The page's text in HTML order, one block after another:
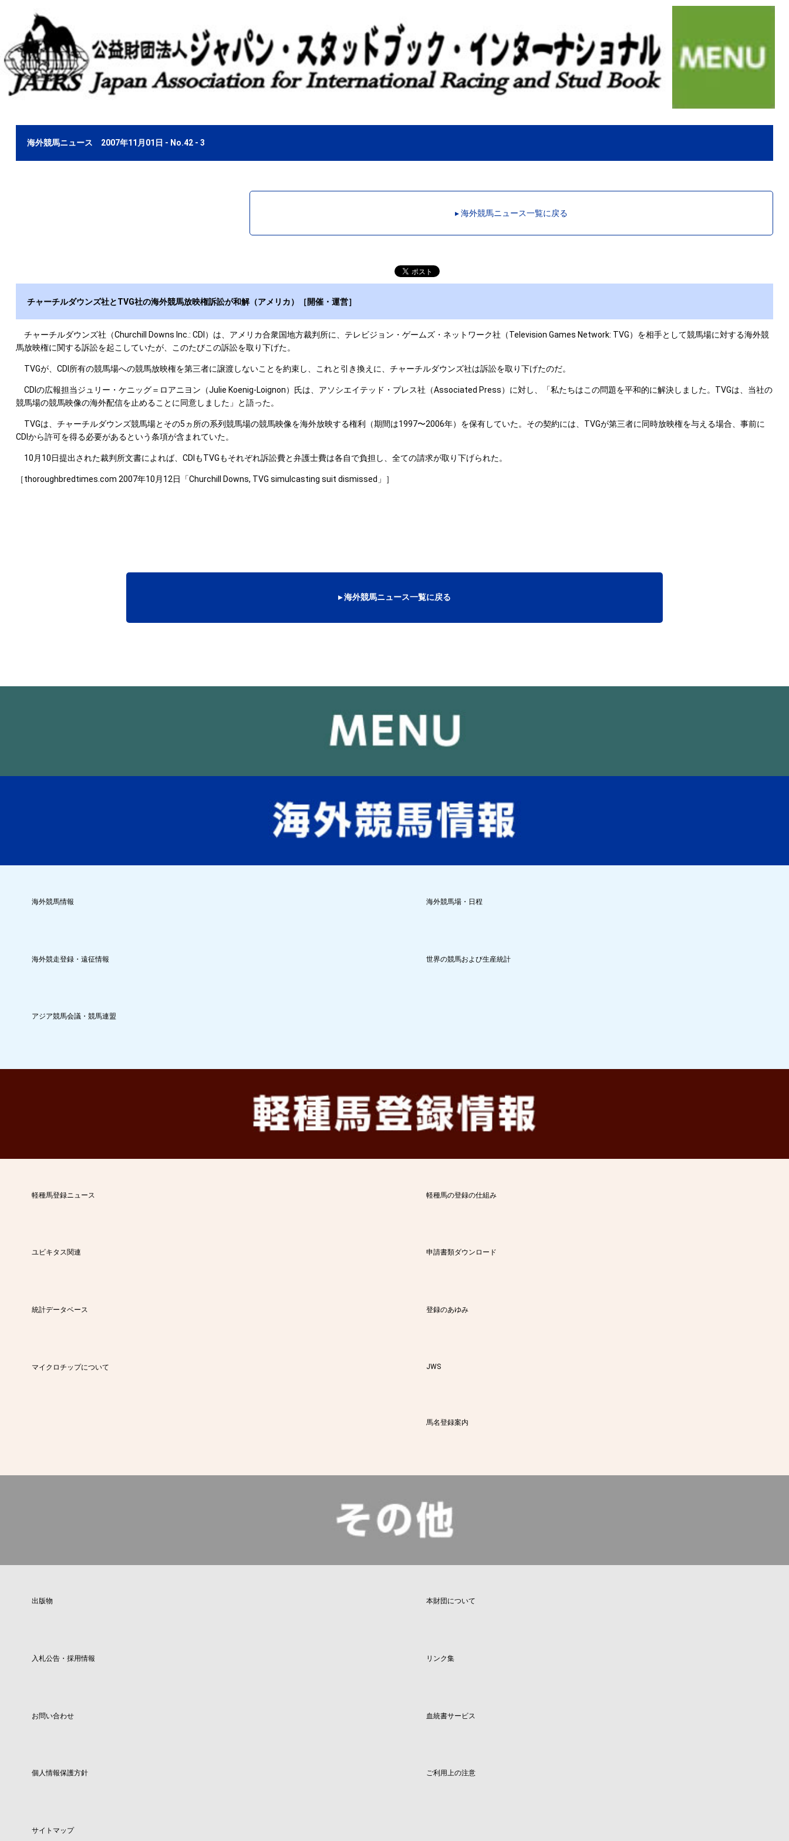
海外競馬ニュース 2007年11月01日 - No.42 - 3
▸ 海外競馬ニュース一覧に戻る
チャーチルダウンズ社とTVG社の海外競馬放映権訴訟が和解（アメリカ）［開催・運営］
チャーチルダウンズ社（Churchill Downs Inc.: CDI）は、アメリカ合衆国地方裁判所に、テレビジョン・ゲームズ・ネットワーク社（Television Games Network: TVG）を相手として競馬場に対する海外競
馬放映権に関する訴訟を起こしていたが、このたびこの訴訟を取り下げた。
TVGが、CDI所有の競馬場への競馬放映権を第三者に譲渡しないことを約束し、これと引き換えに、チャーチルダウンズ社は訴訟を取り下げたのだ。
CDIの広報担当ジュリー・ケニッグ＝ロアニヨン（Julie Koenig-Loignon）氏は、アソシエイテッド・プレス社（Associated Press）に対し、「私たちはこの問題を平和的に解決しました。TVGは、当社の
競馬場の競馬映像の海外配信を止めることに同意しました」と語った。
TVGは、チャーチルダウンズ競馬場とその5ヵ所の系列競馬場の競馬映像を海外放映する権利（期間は1997〜2006年）を保有していた。その契約には、TVGが第三者に同時放映権を与える場合、事前に
CDIから許可を得る必要があるという条項が含まれていた。
10月10日提出された裁判所文書によれば、CDIもTVGもそれぞれ訴訟費と弁護士費は各自で負担し、全ての請求が取り下げられた。
［thoroughbredtimes.com 2007年10月12日「Churchill Downs, TVG simulcasting suit dismissed」］
▸ 海外競馬ニュース一覧に戻る
海外競馬情報 海外競馬場・日程
海外競走登録・遠征情報 世界の競馬および生産統計
アジア競馬会議・競馬連盟
軽種馬登録ニュース 軽種馬の登録の仕組み
ユビキタス関連 申請書類ダウンロード
統計データベース 登録のあゆみ
マイクロチップについて JWS
馬名登録案内
出版物 本財団について
入札公告・採用情報 リンク集
お問い合わせ 血統書サービス
個人情報保護方針 ご利用上の注意
サイトマップ